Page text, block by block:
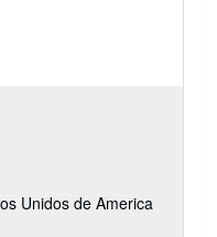
Unidos de America